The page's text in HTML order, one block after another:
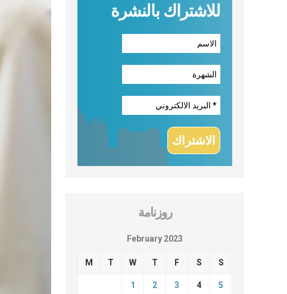
للاشتراك بالنشرة
روزنامة
February 2023
M T W T F S S
1 2 3 4 5